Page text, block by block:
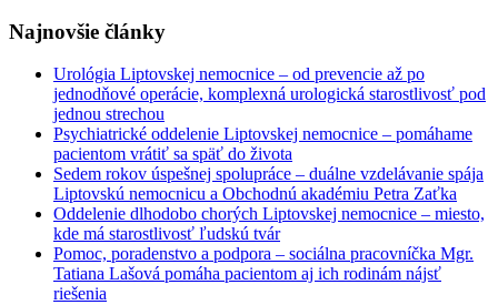
Najnovšie články
Urológia Liptovskej nemocnice – od prevencie až po
jednodňové operácie, komplexná urologická starostlivosť pod
jednou strechou
Psychiatrické oddelenie Liptovskej nemocnice – pomáhame
pacientom vrátiť sa späť do života
Sedem rokov úspešnej spolupráce – duálne vzdelávanie spája
Liptovskú nemocnicu a Obchodnú akadémiu Petra Zaťka
Oddelenie dlhodobo chorých Liptovskej nemocnice – miesto,
kde má starostlivosť ľudskú tvár
Pomoc, poradenstvo a podpora – sociálna pracovníčka Mgr.
Tatiana Lašová pomáha pacientom aj ich rodinám nájsť
riešenia